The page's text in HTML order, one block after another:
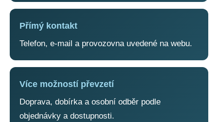
Přímý kontakt
Telefon, e-mail a provozovna uvedené na webu.
Více možností převzetí
Doprava, dobírka a osobní odběr podle
objednávky a dostupnosti.